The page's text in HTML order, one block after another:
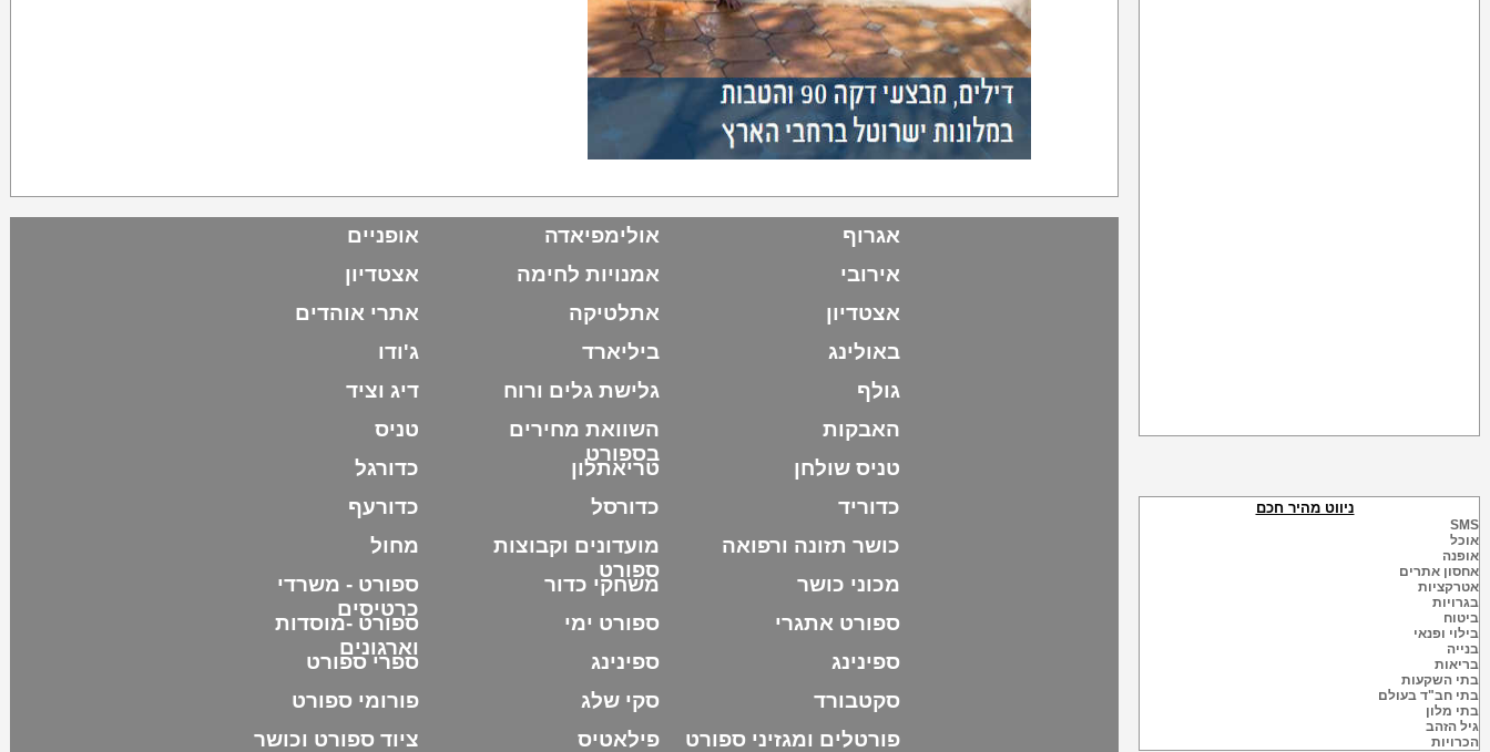
אגרוף אולימפיאדה
אופניים
אירובי
אמנויות לחימה
אצטדיון
אצטדיון
אתלטיקה
אתרי אוהדים
באולינג
ביליארד
ג'ודו
גולף
גלישת גלים ורוח
דיג וציד
האבקות
השוואת מחירים
בספורט
טניס
טניס שולחן
טריאתלון
כדורגל
כדוריד
כדורסל
כדורעף
כושר תזונה ורפואה
מועדונים וקבוצות
ספורט
מחול
מכוני כושר
משחקי כדור
ספורט - משרדי
כרטיסים
ספורט אתגרי ספורט ימי
ספורט -מוסדות
וארגונים
ספינינג ספינינג
ספרי ספורט
סקטבורד
סקי שלג
פורומי ספורט
פורטלים ומגזיני ספורט
פילאטיס
ציוד ספורט וכושר
ניווט מהיר חכם
SMS
אוכל
אופנה
אחסון אתרים
אטרקציות
בגרויות
ביטוח
בילוי ופנאי
בנייה
בריאות
בתי השקעות
בתי חב"ד בעולם
בתי מלון
גיל הזהב
הכרויות